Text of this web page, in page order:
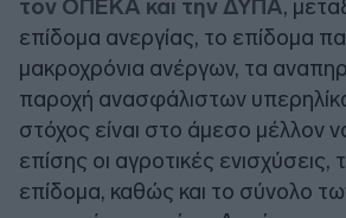
τον ΟΠΕΚΑ και την ΔΥΠΑ,
επίδομα ανεργίας, το επίδομα
μακροχρόνια ανέργων, τα
παροχή ανασφάλιστων
στόχος είναι στο άμεσο μέλλον
επίσης οι αγροτικές ενισχύσεις,
επίδομα, καθώς και το σύνολο